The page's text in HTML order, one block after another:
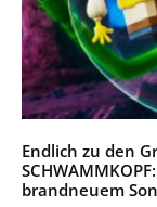
Endlich zu den
brandneuem